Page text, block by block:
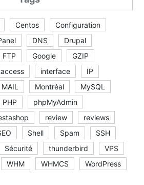
Centos
Configuration
DNS
Drupal
FTP Google
GZIP
interface
IP
MAIL Montréal
MySQL
PHP
phpMyAdmin
review
reviews
Shell Spam
SSH
Sécurité thunderbird
VPS
WHM WHMCS WordPress